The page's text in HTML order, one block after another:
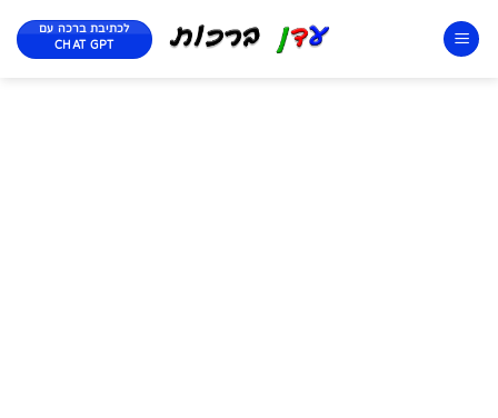
לכתיבת ברכה עם
CHAT GPT